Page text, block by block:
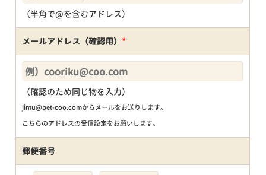
（半角で@を含むアドレス）
メールアドレス（確認用） *
（確認のため同じ物を入力）
jimu@pet-coo.comからメールをお送りします。
こちらのアドレスの受信設定をお願いします。
郵便番号